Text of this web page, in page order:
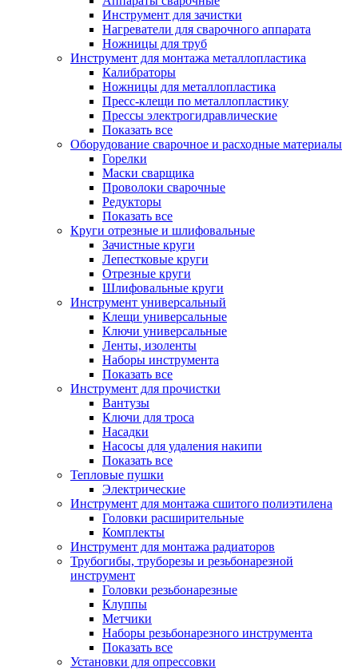
Инструмент для зачистки
Нагреватели для сварочного аппарата
Ножницы для труб
Инструмент для монтажа металлопластика
Калибраторы
Ножницы для металлопластика
Пресс-клещи по металлопластику
Прессы электрогидравлические
Показать все
Оборудование сварочное и расходные материалы
Горелки
Маски сварщика
Проволоки сварочные
Редукторы
Показать все
Круги отрезные и шлифовальные
Зачистные круги
Лепестковые круги
Отрезные круги
Шлифовальные круги
Инструмент универсальный
Клещи универсальные
Ключи универсальные
Ленты, изоленты
Наборы инструмента
Показать все
Инструмент для прочистки
Вантузы
Ключи для троса
Насадки
Насосы для удаления накипи
Показать все
Тепловые пушки
Электрические
Инструмент для монтажа сшитого полиэтилена
Головки расширительные
Комплекты
Инструмент для монтажа радиаторов
Трубогибы, труборезы и резьбонарезной
инструмент
Головки резьбонарезные
Клуппы
Метчики
Наборы резьбонарезного инструмента
Показать все
Установки для опрессовки